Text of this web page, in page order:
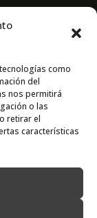
como
del
nos permitirá
o las
retirar el
características